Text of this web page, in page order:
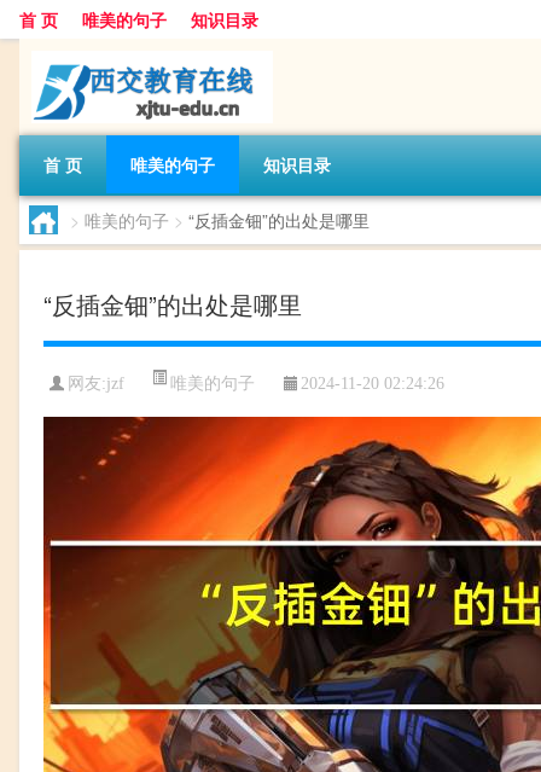
首 页 唯美的句子 知识目录
首 页 唯美的句子 知识目录
> 唯美的句子 > “反插金钿”的出处是哪里
“反插金钿”的出处是哪里
网友:jzf 唯美的句子 2024-11-20 02:24:26